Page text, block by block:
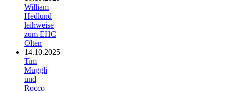
William
Hedlund
leihweise
zum EHC
Olten
14.10.2025
Tim
Muggli
und
Rocco